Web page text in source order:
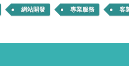
網站開發 專業服務 客